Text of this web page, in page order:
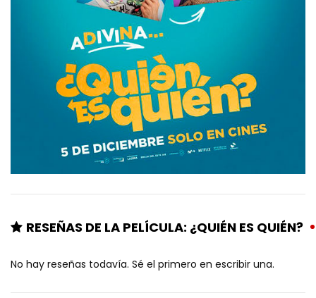
RESEÑAS DE LA PELÍCULA: ¿QUIÉN ES QUIÉN?
No hay reseñas todavía. Sé el primero en escribir una.